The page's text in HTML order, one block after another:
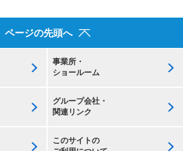
ページの先頭へ
事業所・
ショールーム
グループ会社・
関連リンク
このサイトの